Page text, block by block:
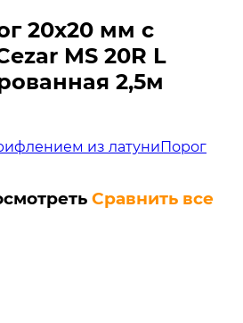
20х20 мм с
MS 20R L
2,5м
из латуниПорог
Сравнить все